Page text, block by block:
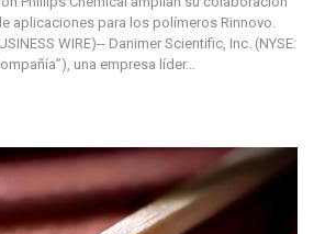
aplicaciones para los polímeros Rinnovo.
WIRE)-- Danimer Scientific, Inc. (NYSE:
una empresa líder…